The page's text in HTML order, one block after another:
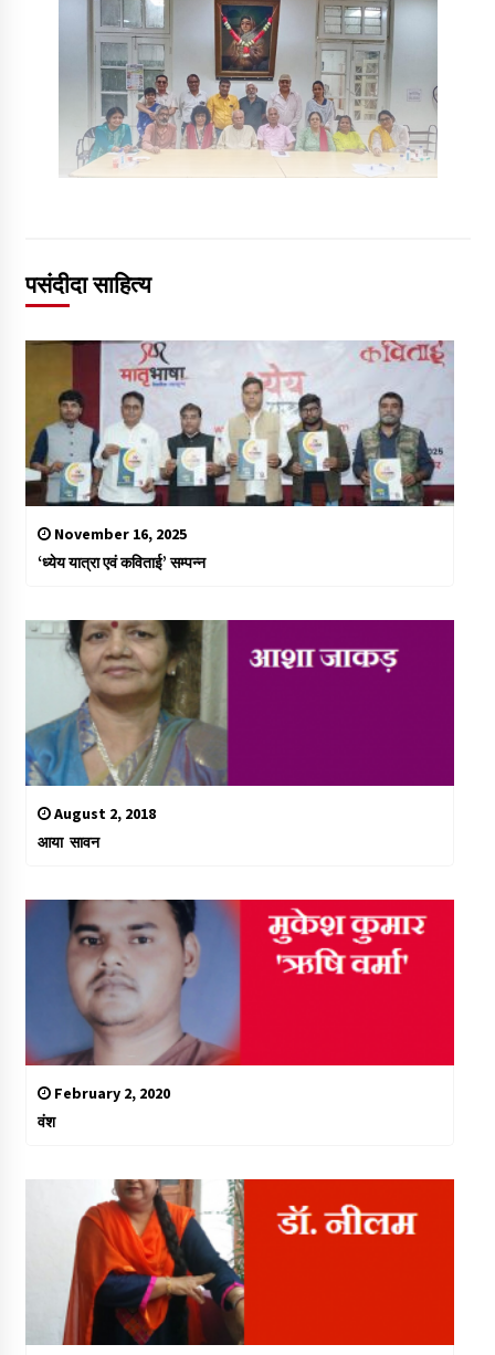
पसंदीदा साहित्य
November 16, 2025
‘ध्येय यात्रा एवं कविताई’ सम्पन्न
August 2, 2018
आया सावन
February 2, 2020
वंश